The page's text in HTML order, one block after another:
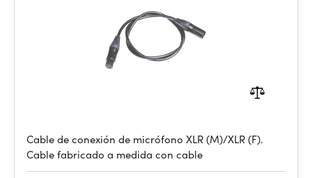
Cable de conexión de micrófono XLR (M)/XLR (F).
Cable fabricado a medida con cable